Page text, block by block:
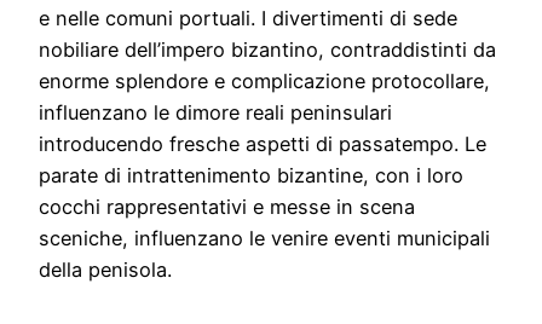
e nelle comuni portuali. I divertimenti di sede
nobiliare dell’impero bizantino, contraddistinti da
enorme splendore e complicazione protocollare,
influenzano le dimore reali peninsulari
introducendo fresche aspetti di passatempo. Le
parate di intrattenimento bizantine, con i loro
cocchi rappresentativi e messe in scena
sceniche, influenzano le venire eventi municipali
della penisola.